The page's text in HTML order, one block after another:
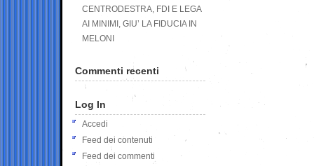
CENTRODESTRA, FDI E LEGA
AI MINIMI, GIU’ LA FIDUCIA IN
MELONI
Commenti recenti
Log In
Accedi
Feed dei contenuti
Feed dei commenti